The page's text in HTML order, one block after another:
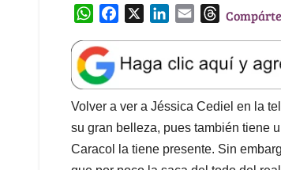
W
a
t
s
A
p
p
e
b
o
o
k
k
e
d
I
n
l
T
e
a
d
s
Volver a ver a Jéssica Cediel en la
su gran belleza, pues también tiene
Caracol la tiene presente. Sin